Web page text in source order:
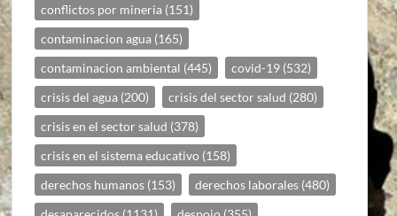
conflictos por mineria (151)
contaminacion agua (165)
contaminacion ambiental (445) covid-19 (532)
crisis del agua (200) crisis del sector salud (280)
crisis en el sector salud (378)
crisis en el sistema educativo (158)
derechos humanos (153) derechos laborales (480)